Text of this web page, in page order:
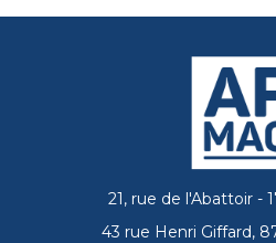
21, rue de l'Abattoir -
43 rue Henri Giffard,